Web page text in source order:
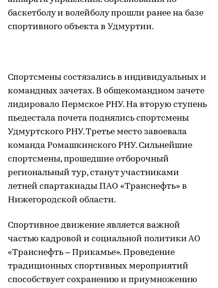
баскетболу и волейболу прошли ранее на базе
спортивного объекта в Удмуртии.
Спортсмены состязались в индивидуальных и
командных зачетах. В общекомандном зачете
лидировало Пермское РНУ. На вторую ступень
пьедестала почета поднялись спортсмены
Удмуртского РНУ. Третье место завоевала
команда Ромашкинского РНУ. Сильнейшие
спортсмены, прошедшие отборочный
региональный тур, станут участниками
летней спартакиады ПАО «Транснефть» в
Нижегородской области.
Спортивное движение является важной
частью кадровой и социальной политики АО
«Транснефть – Прикамье». Проведение
традиционных спортивных мероприятий
способствует сохранению и приумножению